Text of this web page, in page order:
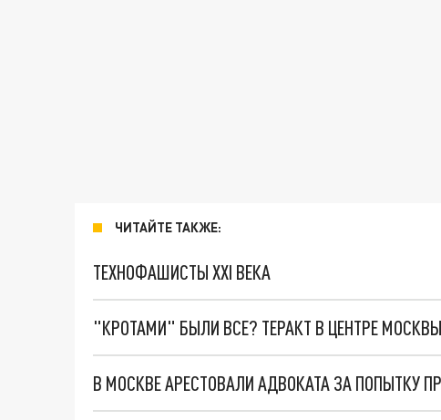
ЧИТАЙТЕ ТАКЖЕ:
ТЕХНОФАШИСТЫ XXI ВЕКА
"КРОТАМИ" БЫЛИ ВСЕ? ТЕРАКТ В ЦЕНТРЕ
В МОСКВЕ АРЕСТОВАЛИ АДВОКАТА ЗА ПОПЫТКУ